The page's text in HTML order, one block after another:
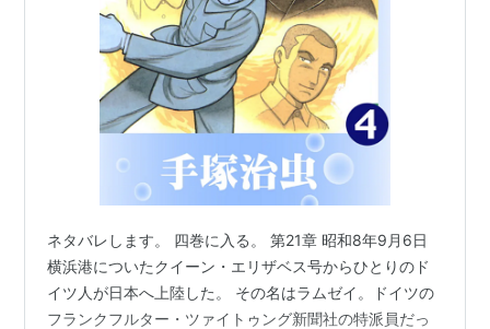
ネタバレします。 四巻に入る。 第21章 昭和8年9月6日
横浜港についたクイーン・エリザベス号からひとりのド
イツ人が日本へ上陸した。 その名はラムゼイ。ドイツの
フランクフルター・ツァイトゥング新聞社の特派員だっ